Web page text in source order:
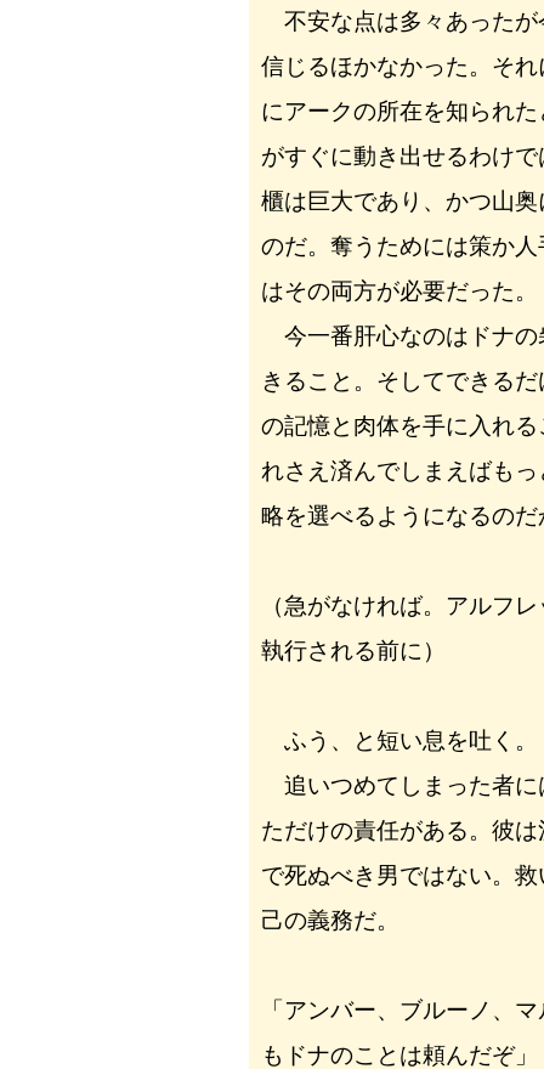
不安な点は多々あったが
信じるほかなかった。そ
にアークの所在を知られ
がすぐに動き出せるわけ
櫃は巨大であり、かつ山
のだ。奪うためには策か
はその両方が必要だった。
今一番肝心なのはドナの
きること。そしてできる
の記憶と肉体を手に入れ
れさえ済んでしまえばも
略を選べるようになるのだ
（急がなければ。アルフ
執行される前に）
ふう、と短い息を吐く。
追いつめてしまった者に
ただけの責任がある。彼
で死ぬべき男ではない。
己の義務だ。
「アンバー、ブルーノ、
もドナのことは頼んだぞ」